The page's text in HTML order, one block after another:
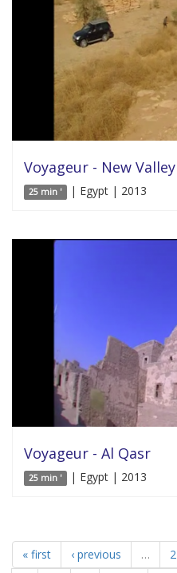
Voyageur - New Valley
25 min ' | Egypt | 2013
Voyageur - Al Qasr
25 min ' | Egypt | 2013
« first ‹ previous … 2